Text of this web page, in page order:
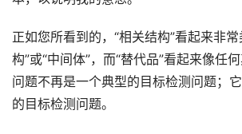
正如您所看到的，“相关结构”看起来非
构”或“中间体”，而“替代品”看起来像任
问题不再是一个典型的目标检测问题；
的目标检测问题。